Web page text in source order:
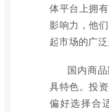
体平台上拥
影响力，他
起市场的广泛
国内商
具特色。投
偏好选择合